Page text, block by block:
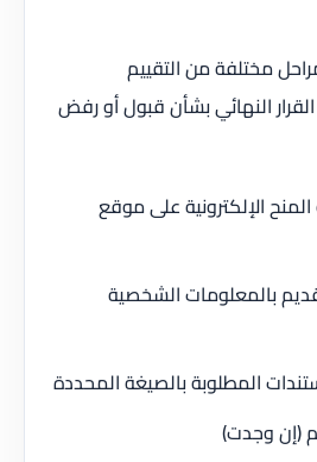
مختلفة من التقييم
النهائي بشأن قبول أو رفض
الإلكترونية على موقع
بالمعلومات الشخصية
المطلوبة بالصيغة المحددة
(إن وجدت)